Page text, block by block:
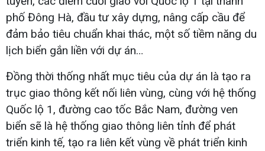
phố Đông Hà, đầu tư xây dựng, nâng cấp cầu để
đảm bảo tiêu chuẩn khai thác, một số tiềm năng du
lịch biển gắn liền với dự án…
Đồng thời thống nhất mục tiêu của dự án là tạo ra
trục giao thông kết nối liên vùng, cùng với hệ thống
Quốc lộ 1, đường cao tốc Bắc Nam, đường ven
biển sẽ là hệ thống giao thông liên tỉnh để phát
triển kinh tế, tạo ra liên kết vùng về phát triển kinh